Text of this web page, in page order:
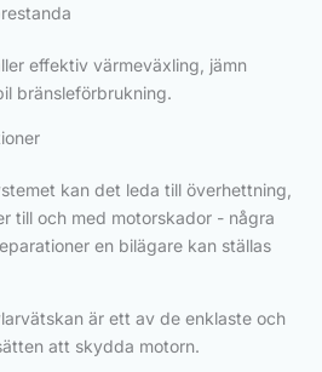
effektiv värmeväxling, jämn
bränsleförbrukning.
kan det leda till överhettning,
till och med motorskador - några
en bilägare kan ställas
är ett av de enklaste och
att skydda motorn.